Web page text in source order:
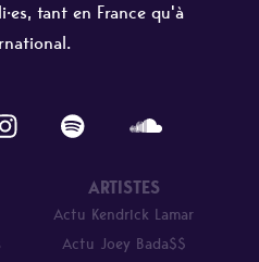
tant en France qu'à
ARTISTES
Actu Kendrick Lamar
Actu Joey Bada$$